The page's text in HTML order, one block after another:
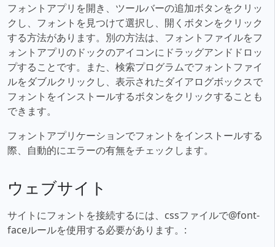
フォントアプリを開き、ツールバーの追加ボタンをクリッ
クし、フォントを見つけて選択し、開くボタンをクリック
する方法があります。別の方法は、フォントファイルをフ
ォントアプリのドックのアイコンにドラッグアンドドロッ
プすることです。また、検索プログラムでフォントファイ
ルをダブルクリックし、表示されたダイアログボックスで
フォントをインストールするボタンをクリックすることも
できます。
フォントアプリケーションでフォントをインストールする
際、自動的にエラーの有無をチェックします。
ウェブサイト
サイトにフォントを接続するには、cssファイルで@font-
faceルールを使用する必要があります。: